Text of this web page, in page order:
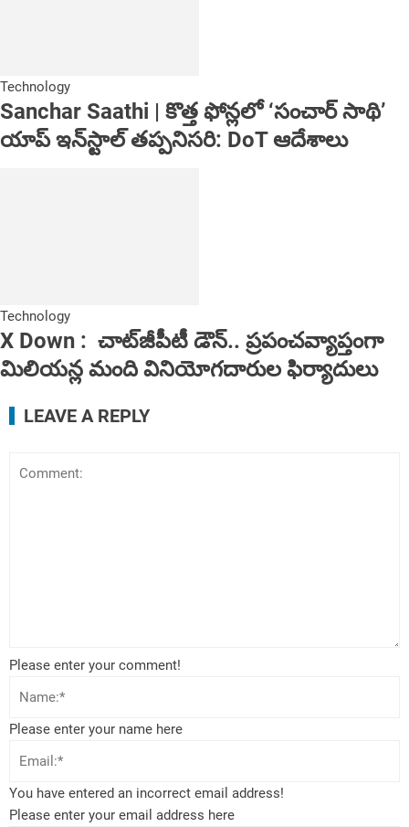
Technology
Sanchar Saathi | కొత్త ఫోన్లలో ‘సంచార్ సాథి’
యాప్ ఇన్‌స్టాల్ తప్పనిసరి: DoT ఆదేశాలు
Technology
X Down : చాట్‌జీపీటీ డౌన్‌.. ప్రపంచవ్యాప్తంగా
మిలియన్ల మంది వినియోగదారుల ఫిర్యాదులు
LEAVE A REPLY
Please enter your comment!
Please enter your name here
You have entered an incorrect email address!
Please enter your email address here